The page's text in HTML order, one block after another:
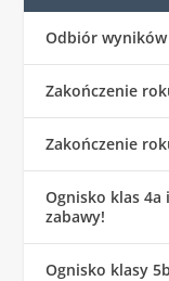
Odbiór
Zakończenie
Zakończenie
Ognisko klas
zabawy!
Ognisko klasy